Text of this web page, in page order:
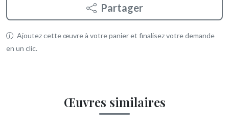
Partager
Ajoutez cette œuvre à votre panier et finalisez votre demande
en un clic.
Œuvres similaires